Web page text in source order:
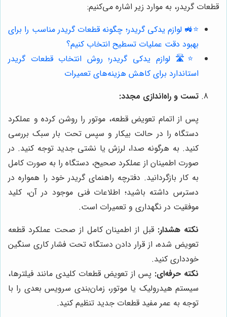
قطعات گریدر، به موارد زیر اشاره می‌کنیم:
⭐️🚜 لوازم یدکی گریدر؛ چگونه قطعات گریدر مناسب را برای
بهبود دقت عملیات تسطیح انتخاب کنیم؟
⭐️🛣️ لوازم یدکی گریدر؛ روش انتخاب قطعات گریدر
استاندارد برای کاهش هزینه‌های تعمیرات
تست و راه‌اندازی مجدد:
پس از اتمام تعویض قطعه، موتور را روشن کرده و عملکرد
دستگاه را در حالت بیکار و سپس تحت بار سبک بررسی
کنید. به هرگونه صدا، لرزش یا نشتی جدید توجه کنید. در
صورت اطمینان از عملکرد صحیح، دستگاه را به صورت کامل
به کار بازگردانید. دفترچه راهنمای گریدر خود را همواره در
دسترس داشته باشید؛ اطلاعات فنی موجود در آن، کلید
موفقیت در نگهداری و تعمیرات است.
نکته هشدار: قبل از اطمینان کامل از صحت عملکرد قطعه
تعویض شده، از قرار دادن دستگاه تحت فشار کاری سنگین
خودداری کنید.
نکته حرفه‌ای: پس از تعویض قطعات کلیدی مانند فیلترها،
سیستم هیدرولیک یا موتور، زمان‌بندی سرویس بعدی را با
توجه به عمر مفید قطعات جدید تنظیم کنید.